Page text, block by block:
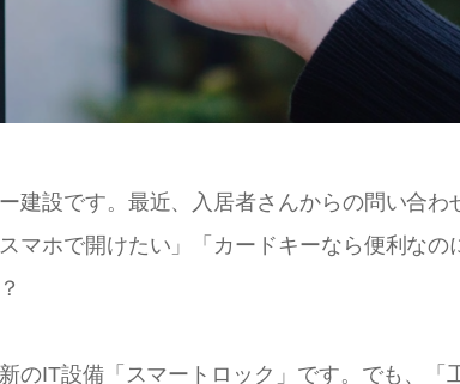
建設です。最近、入居者さんからの問い合わ
マホで開けたい」「カードキーなら便利なの
のIT設備「スマートロック」です。でも、「